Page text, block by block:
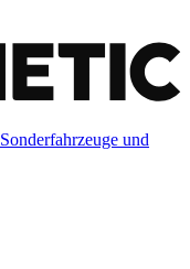
Sonderfahrzeuge und